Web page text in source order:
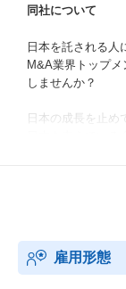
同社について
日本を託される人
M&A業界トップ
しませんか？
日本の成長を止め
合・再編が急務と
この課題解決に
日本の成長を止め
M&Aのフロント
雇用形態